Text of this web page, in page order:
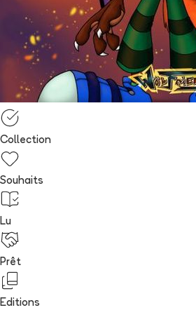
Collection
Souhaits
Lu
Prêt
Editions